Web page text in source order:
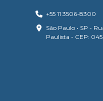
+55 11 3506-8300
São Paulo • SP -
Paulista - CEP: